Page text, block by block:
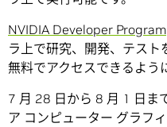
NVIDIA Developer Program
ラ上で研究、開発、テス
無料でアクセスできるよう
7 月 28 日から 8 月 1 日ま
ア コンピューター グラフ